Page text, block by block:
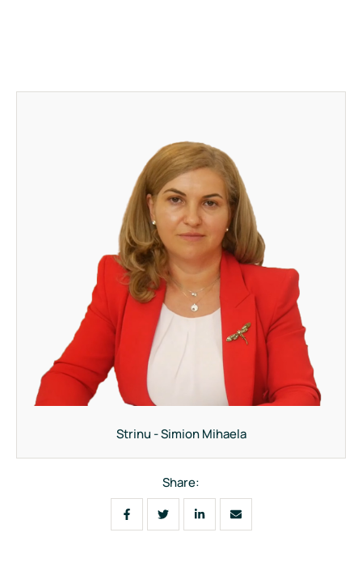
Strinu - Simion Mihaela
Share: